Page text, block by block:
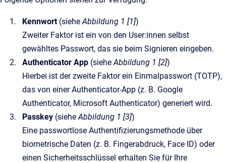
Kennwort (sieheAbbildung 1 [1])
Zweiter Faktor ist ein von den User:innen selbst
gewähltes Passwort, das sie beim Signieren eingeben.
Authenticator App (sieheAbbildung 1 [2])
Hierbei ist der zweite Faktor ein Einmalpasswort (TOTP),
das von einer Authenticator-App (z. B. Google
Authenticator, Microsoft Authenticator) generiert wird.
Passkey (sieheAbbildung 1 [3])
Eine passwortlose Authentifizierungsmethode über
biometrische Daten (z. B. Fingerabdruck, Face ID) oder
einen Sicherheitsschlüssel erhalten Sie für Ihre